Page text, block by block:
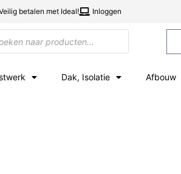
betalen met Ideal! Inloggen
Dak, Isolatie Afbouw